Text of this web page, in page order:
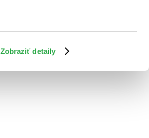
Zobraziť detaily